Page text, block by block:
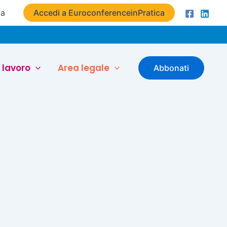
Accedi a EuroconferenceinPratica
lavoro Area legale Abbonati